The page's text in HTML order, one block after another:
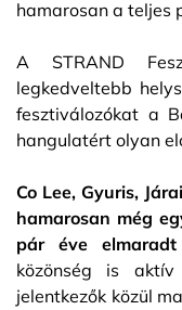
hamarosan a teljes
A STRAND
legkedveltebb
fesztiválozókat a
hangulatért olyan
Co Lee, Gyuris,
hamarosan még
pár éve
közönség is
jelentkezők közül